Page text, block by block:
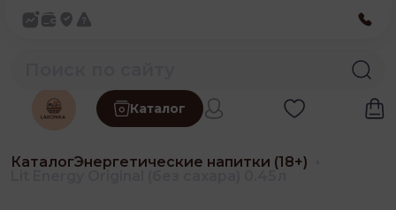
Каталог
КаталогЭнергетические напитки (18+)